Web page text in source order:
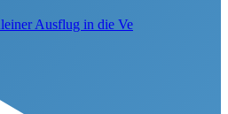
Ausflug in die Ve